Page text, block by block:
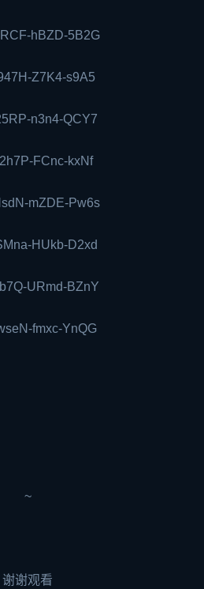
hBZD-5B2G
Z7K4-s9A5
n3n4-QCY7
FCnc-kxNf
mZDE-Pw6s
HUkb-D2xd
URmd-BZnY
fmxc-YnQG
~
谢谢观看